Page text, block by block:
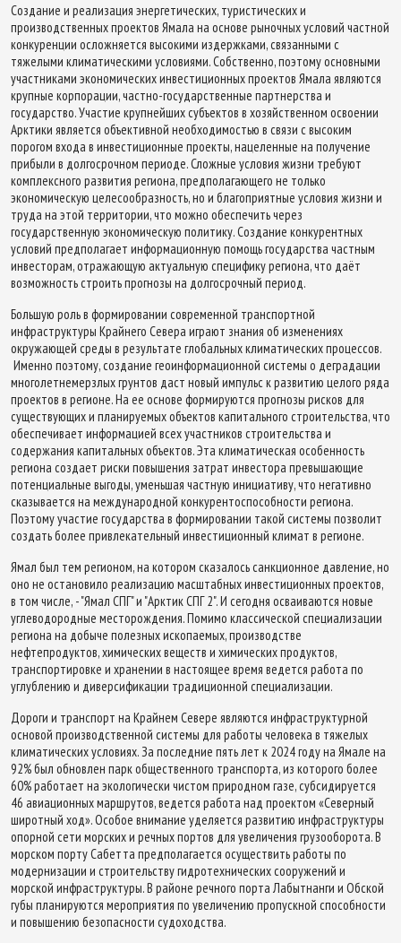
Создание и реализация энергетических, туристических и
производственных проектов Ямала на основе рыночных условий частной
конкуренции осложняется высокими издержками, связанными с
тяжелыми климатическими условиями. Собственно, поэтому основными
участниками экономических инвестиционных проектов Ямала являются
крупные корпорации, частно-государственные партнерства и
государство. Участие крупнейших субъектов в хозяйственном освоении
Арктики является объективной необходимостью в связи с высоким
порогом входа в инвестиционные проекты, нацеленные на получение
прибыли в долгосрочном периоде. Сложные условия жизни требуют
комплексного развития региона, предполагающего не только
экономическую целесообразность, но и благоприятные условия жизни и
труда на этой территории, что можно обеспечить через
государственную экономическую политику. Создание конкурентных
условий предполагает информационную помощь государства частным
инвесторам, отражающую актуальную специфику региона, что даёт
возможность строить прогнозы на долгосрочный период.
Большую роль в формировании современной транспортной
инфраструктуры Крайнего Севера играют знания об изменениях
окружающей среды в результате глобальных климатических процессов.
Именно поэтому, создание геоинформационной системы о деградации
многолетнемерзлых грунтов даст новый импульс к развитию целого ряда
проектов в регионе. На ее основе формируются прогнозы рисков для
существующих и планируемых объектов капитального строительства, что
обеспечивает информацией всех участников строительства и
содержания капитальных объектов. Эта климатическая особенность
региона создает риски повышения затрат инвестора превышающие
потенциальные выгоды, уменьшая частную инициативу, что негативно
сказывается на международной конкурентоспособности региона.
Поэтому участие государства в формировании такой системы позволит
создать более привлекательный инвестиционный климат в регионе.
Ямал был тем регионом, на котором сказалось санкционное давление, но
оно не остановило реализацию масштабных инвестиционных проектов,
в том числе, - "Ямал СПГ" и "Арктик СПГ 2". И сегодня осваиваются новые
углеводородные месторождения. Помимо классической специализации
региона на добыче полезных ископаемых, производстве
нефтепродуктов, химических веществ и химических продуктов,
транспортировке и хранении в настоящее время ведется работа по
углублению и диверсификации традиционной специализации.
Дороги и транспорт на Крайнем Севере являются инфраструктурной
основой производственной системы для работы человека в тяжелых
климатических условиях. За последние пять лет к 2024 году на Ямале на
92% был обновлен парк общественного транспорта, из которого более
60% работает на экологически чистом природном газе, субсидируется
46 авиационных маршрутов, ведется работа над проектом «Северный
широтный ход». Особое внимание уделяется развитию инфраструктуры
опорной сети морских и речных портов для увеличения грузооборота. В
морском порту Сабетта предполагается осуществить работы по
модернизации и строительству гидротехнических сооружений и
морской инфраструктуры. В районе речного порта Лабытнанги и Обской
губы планируются мероприятия по увеличению пропускной способности
и повышению безопасности судоходства.